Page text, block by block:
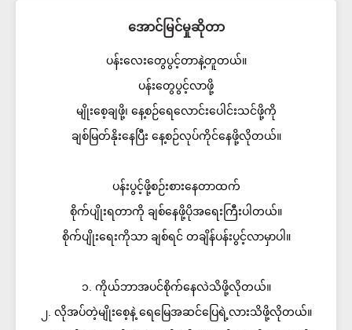
အောင်မြင်မှုဆိုတာ
ပန်းလေးတွေပွင့်တာနဲ့တူတယ်။
ပန်းတွေပွင့်လာဖို့
မျိုးစေ့ချဖို့၊ နေ့စဉ်ရေလောင်းပေါင်းသင်ဖို့ကို
ချစ်မြတ်နိုးနေပြီး နေ့စဉ်လုပ်ကိုင်နေဖို့လိုတယ်။
ပန်းပွင့်ဖို့စဉ်းစားနေတာထက်
စိုက်ပျိုးရတာကို ချစ်နေဖို့ပိုအရေးကြီးပါတယ်။
စိုက်ပျိုးရေးကိုသာ ချစ်ရင် တချိန်ပန်းပွင့်လာမှာပါ။
၁. ကိုယ်ဘာအပင်စိုက်နေလဲသိဖို့လိုတယ်။
၂. လိုအပ်တဲ့မျိုးစေ့နဲ့ ရေမြေအဆင်ပြေရဲ့လားသိဖို့လိုတယ်။